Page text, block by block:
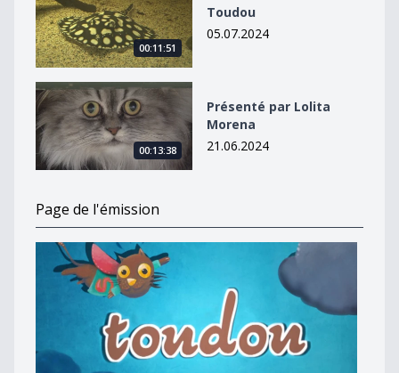
00:11:51
Toudou
05.07.2024
Présenté par Lolita Morena
00:13:38
Présenté par Lolita
Morena
21.06.2024
Page de l'émission